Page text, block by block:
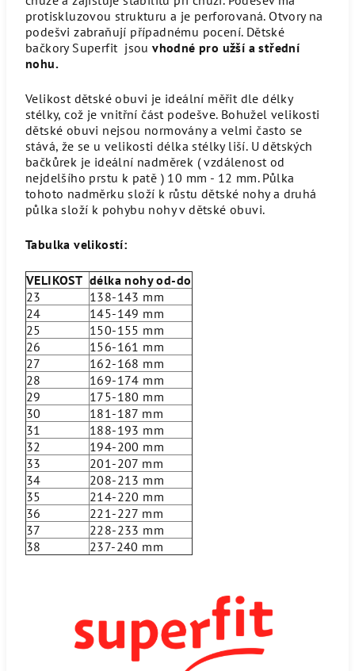
protiskluzovou strukturu a je perforovaná. Otvory na
podešvi zabraňují případnému pocení. Dětské
bačkory Superfit jsouvhodné pro užší a střední
nohu.
Velikost dětské obuvi je ideální měřit dle délky
stélky, což je vnitřní část podešve. Bohužel velikosti
dětské obuvi nejsou normovány a velmi často se
stává, že se u velikosti délka stélky liší. U dětských
bačkůrek je ideální nadměrek ( vzdálenost od
nejdelšího prstu k patě ) 10 mm - 12 mm. Půlka
tohoto nadměrku složí k růstu dětské nohy a druhá
půlka složí k pohybu nohy v dětské obuvi.
Tabulka velikostí:
VELIKOST délka nohy od-do
23
138-143 mm
24
145-149 mm
25
150-155 mm
26
156-161 mm
27
162-168 mm
28
169-174 mm
29
175-180 mm
30
181-187 mm
31
188-193 mm
32
194-200 mm
33
201-207 mm
34
208-213 mm
35
214-220 mm
36
221-227 mm
37
228-233 mm
38
237-240 mm